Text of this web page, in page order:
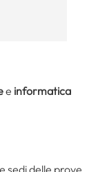
e informatica
sedi delle prove